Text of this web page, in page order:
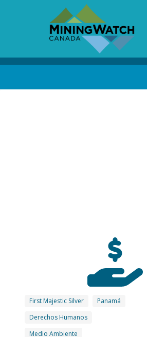
First Majestic Silver
Panamá
Derechos Humanos
Medio Ambiente